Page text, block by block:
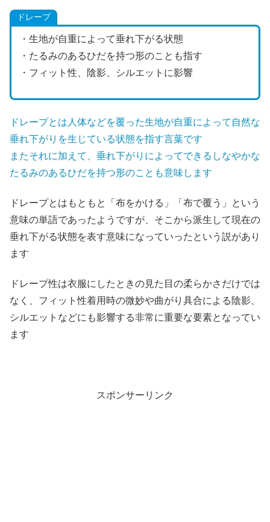
ドレープ
・生地が自重によって垂れ下がる状態
・たるみのあるひだを持つ形のことも指す
・フィット性、陰影、シルエットに影響
ドレープとは人体などを覆った生地が自重によって自然な
垂れ下がりを生じている状態を指す言葉です
またそれに加えて、垂れ下がりによってできるしなやかな
たるみのあるひだを持つ形のことも意味します
ドレープとはもともと「布をかける」「布で覆う」という
意味の単語であったようですが、そこから派生して現在の
垂れ下がる状態を表す意味になっていったという説があり
ます
ドレープ性は衣服にしたときの見た目の柔らかさだけでは
なく、フィット性着用時の微妙や曲がり具合による陰影、
シルエットなどにも影響する非常に重要な要素となってい
ます
スポンサーリンク